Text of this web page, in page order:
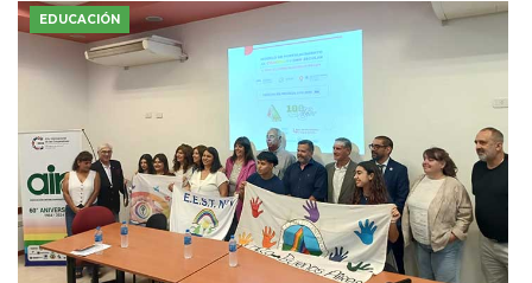
EDUCACIÓN